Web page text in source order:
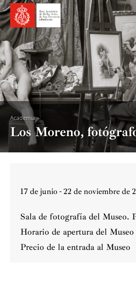
Ir
al
contenido
Academia
Los Moreno,
17 de junio - 22 de noviembre de
Sala de fotografía del Museo.
Horario de apertura del Museo
Precio de la entrada al Museo